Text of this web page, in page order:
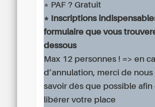
* PAF ? Gratuit
* Inscriptions
formulaire que vous
dessous
Max 12 personnes ! => en
d’annulation, merci de nous
savoir dès que possible afin
libérer votre place